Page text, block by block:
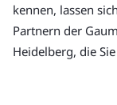
kennen, lassen
Partnern der
Heidelberg, die